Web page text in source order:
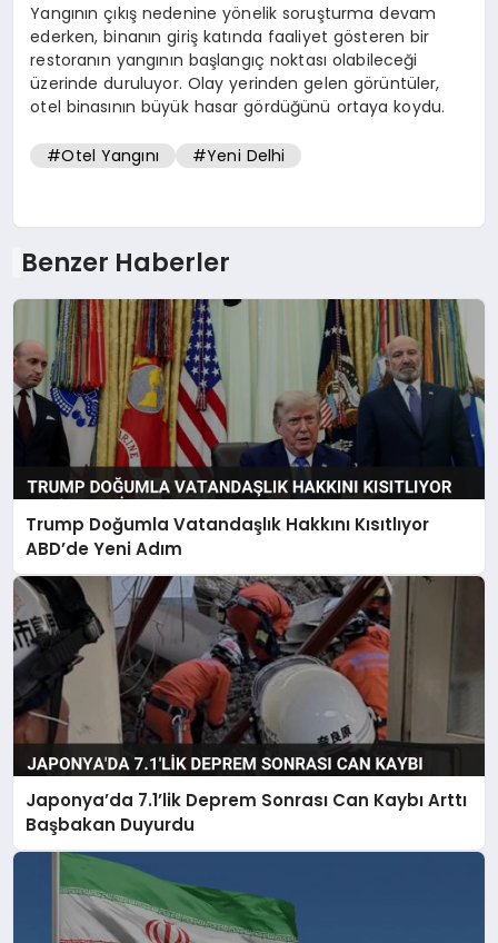
Yangının çıkış nedenine yönelik soruşturma devam
ederken, binanın giriş katında faaliyet gösteren bir
restoranın yangının başlangıç noktası olabileceği
üzerinde duruluyor. Olay yerinden gelen görüntüler,
otel binasının büyük hasar gördüğünü ortaya koydu.
#Otel Yangını #Yeni Delhi
Benzer Haberler
Trump Doğumla Vatandaşlık Hakkını Kısıtlıyor
ABD’de Yeni Adım
Japonya’da 7.1’lik Deprem Sonrası Can Kaybı Arttı
Başbakan Duyurdu